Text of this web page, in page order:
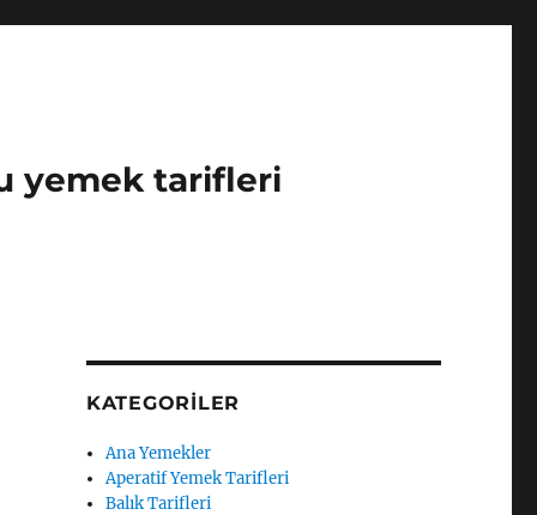
yemek tarifleri
KATEGORILER
Ana Yemekler
Aperatif Yemek Tarifleri
Balık Tarifleri